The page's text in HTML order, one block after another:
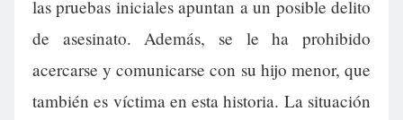
las pruebas iniciales apuntan a un posible delito
de asesinato. Además, se le ha prohibido
acercarse y comunicarse con su hijo menor, que
también es víctima en esta historia. La situación